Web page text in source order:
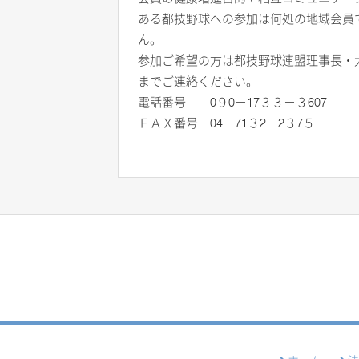
ある都技野球への参加は何処の地域会員
ん。
参加ご希望の方は都技野球連盟理事長・
までご連絡ください。
電話番号 0９0－17３３－３607
ＦＡＸ番号 04－71３2－2３7５